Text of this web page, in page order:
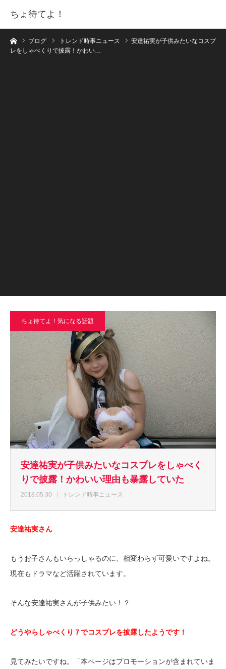
ちょ待てよ！
ホームブログ トレンド時事ニュース
安達祐実が子供みたいなコスプ
レをしゃべくりで披露！かわい…
ちょ待てよ！気になる話題
安達祐実が子供みたいなコスプレをしゃべく
りで披露！かわいい理由も暴露していた
2018.05.30 トレンド時事ニュース
安達祐実さん
もうお子さんもいらっしゃるのに、相変わらず可愛いですよね。
現在もドラマなど活躍されています。
そんな安達祐実さんが子供みたい！？
どうやらしゃべくり７でコスプレを披露したようです！
見てみたいですね。「本ページはプロモーションが含まれていま